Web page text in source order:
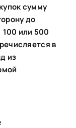
сумму
до
или 500
в
из